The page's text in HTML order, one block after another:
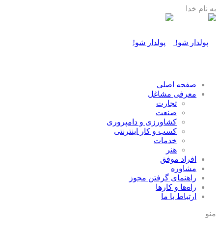
به نام خدا
صفحه اصلی
معرفی مشاغل
تجارت
صنعت
كشاورزی و دامپروری
كسب و كار اينترنتی
خدمات
هنر
افراد موفق
مشاوره
راهنمای گرفتن مجوز
راه‌ها و كارها
ارتباط با ما
منو